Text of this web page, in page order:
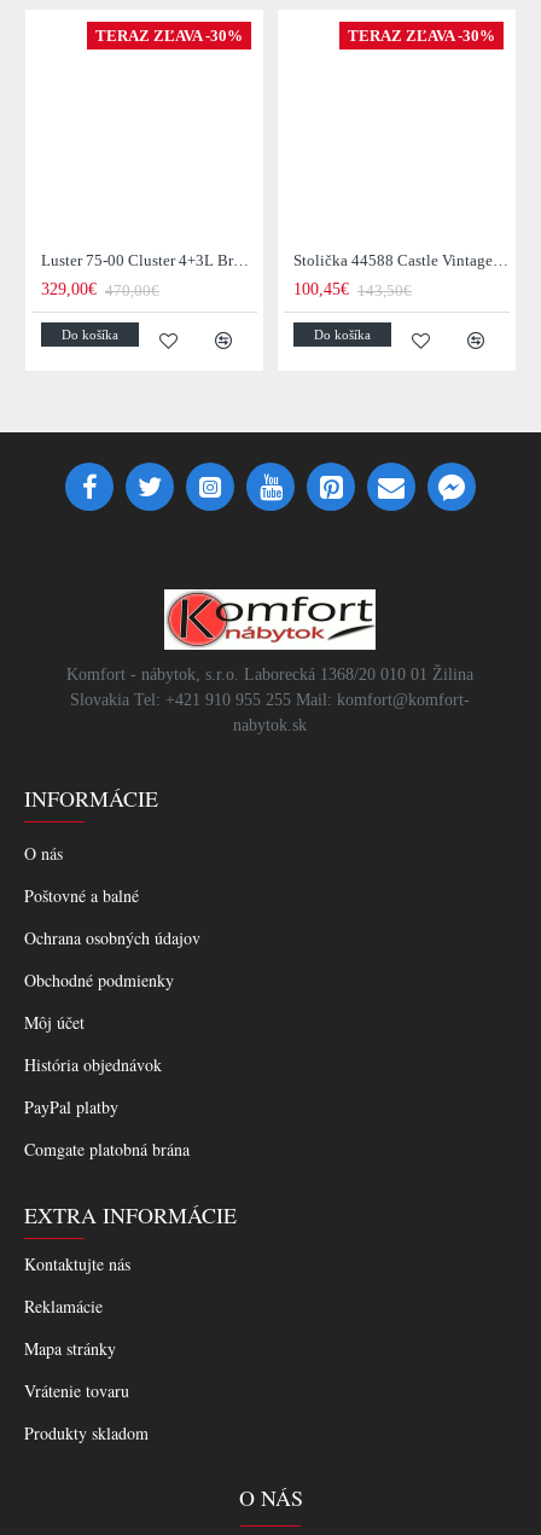
TERAZ ZĽAVA -30%
Luster 75-00 Cluster 4+3L Brown + Jantar Glass
329,00€ 470,00€
Do košíka
TERAZ ZĽAVA -30%
Stolička 44588 Castle Vintage Black
100,45€ 143,50€
Do košíka
Komfort - nábytok, s.r.o. Laborecká 1368/20 010 01 Žilina
Slovakia Tel: +421 910 955 255 Mail: komfort@komfort-
nabytok.sk
INFORMÁCIE
O nás
Poštovné a balné
Ochrana osobných údajov
Obchodné podmienky
Môj účet
História objednávok
PayPal platby
Comgate platobná brána
EXTRA INFORMÁCIE
Kontaktujte nás
Reklamácie
Mapa stránky
Vrátenie tovaru
Produkty skladom
O NÁS